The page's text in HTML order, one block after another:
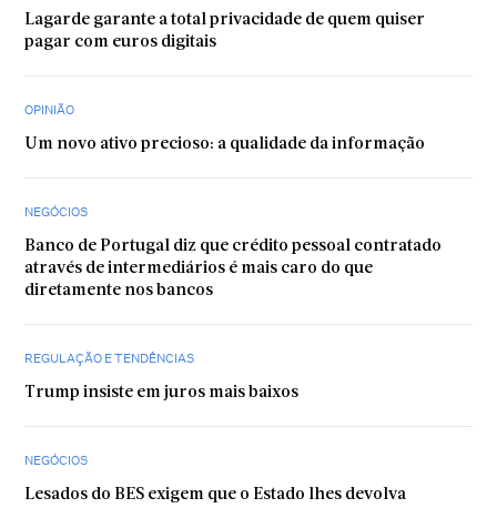
Lagarde garante a total privacidade de quem quiser
pagar com euros digitais
OPINIÃO
Um novo ativo precioso: a qualidade da informação
NEGÓCIOS
Banco de Portugal diz que crédito pessoal contratado
através de intermediários é mais caro do que
diretamente nos bancos
REGULAÇÃO E TENDÊNCIAS
Trump insiste em juros mais baixos
NEGÓCIOS
Lesados do BES exigem que o Estado lhes devolva